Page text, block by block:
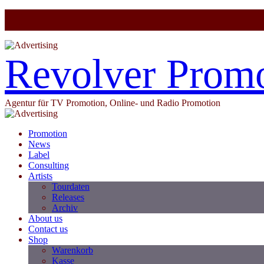
Revolver
Agentur für TV Promotion, Online- und Radio Promotion
Promotion
News
Label
Consulting
Artists
Tourdaten
Releases
Archiv
About us
Contact us
Shop
Warenkorb
Kasse